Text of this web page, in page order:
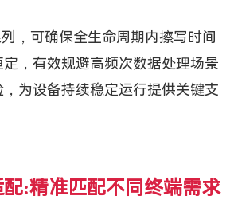
，可确保全生命周期内擦写时间
，有效规避高频次数据处理场景
为设备持续稳定运行提供关键支
:精准匹配不同终端需求